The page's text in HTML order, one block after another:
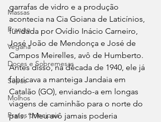
Massas
Frango
Vegana
Doces e Sobremesas
Sopas
Molhos
Pratos principais
garrafas de vidro e a produção
acontecia na Cia Goiana de Laticínios,
fundada por Ovídio Inácio Carneiro,
José João de Mendonça e José de
Campos Meirelles, avô de Humberto.
Antes disso, na década de 1940, ele já
fabricava a manteiga Jandaia em
Catalão (GO), enviando-a em longas
viagens de caminhão para o norte do
país. “Meu avô jamais poderia